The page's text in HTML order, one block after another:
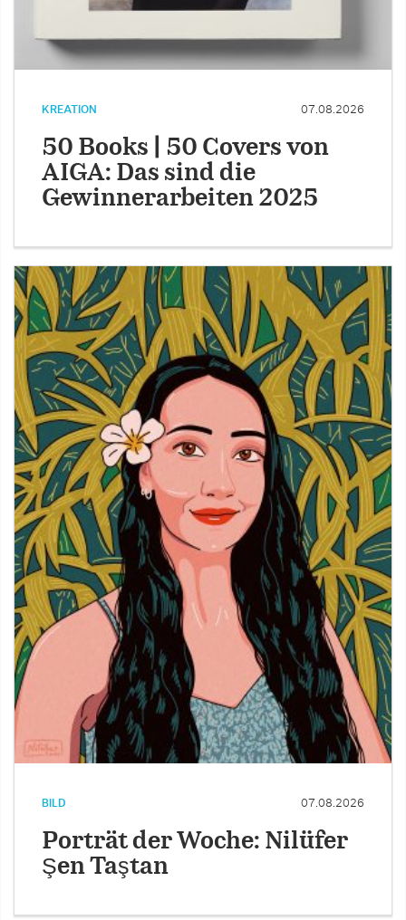
KREATION 07.08.2026
50 Books | 50 Covers von
AIGA: Das sind die
Gewinnerarbeiten 2025
BILD 07.08.2026
Porträt der Woche: Nilüfer
Şen Taştan